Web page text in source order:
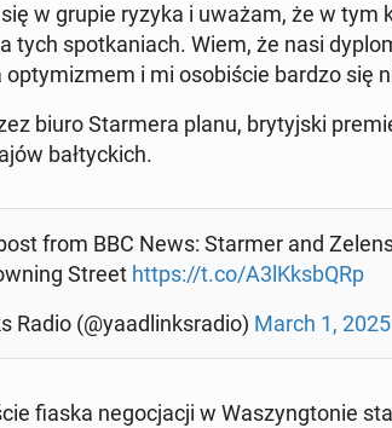
w grupie ryzyka i uważam, że w
tych spo­tka­niach. Wiem, że nasi
i mi oso­bi­ście bardzo się
biuro Star­me­ra planu, bry­tyj­ski
bał­tyc­kich.
from BBC News: Starmer and
Street https://t.co/A3lKks­bQRp
Radio (@yaadlink­sra­dio) March 1, 2025
fiaska ne­go­cja­cji w Wa­szyng­to­nie